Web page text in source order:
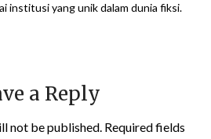
institusi yang unik dalam dunia fiksi.
a Reply
not be published. Required fields